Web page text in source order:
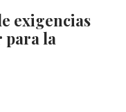
exigencias
para la